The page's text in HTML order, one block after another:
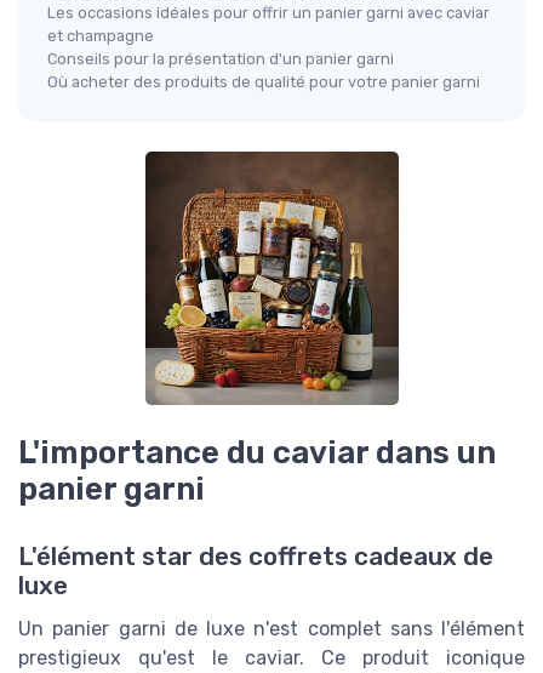
Les occasions idéales pour offrir un panier garni avec caviar
et champagne
Conseils pour la présentation d'un panier garni
Où acheter des produits de qualité pour votre panier garni
L'importance du caviar dans un
panier garni
L'élément star des coffrets cadeaux de
luxe
Un panier garni de luxe n'est complet sans l'élément
prestigieux qu'est le caviar. Ce produit iconique